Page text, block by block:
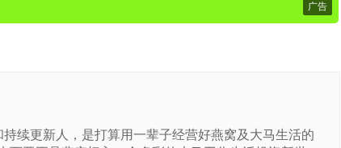
广告
续更新人，是打算用一辈子经营好燕窝及大马生活的